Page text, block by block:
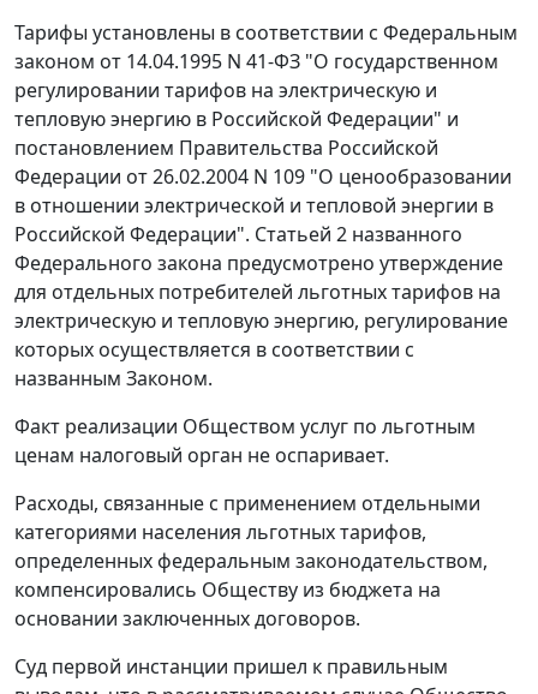
Тарифы установлены в соответствии с Федеральным
законом от 14.04.1995 N 41-ФЗ "О государственном
регулировании тарифов на электрическую и
тепловую энергию в Российской Федерации" и
постановлением Правительства Российской
Федерации от 26.02.2004 N 109 "О ценообразовании
в отношении электрической и тепловой энергии в
Российской Федерации". Статьей 2 названного
Федерального закона предусмотрено утверждение
для отдельных потребителей льготных тарифов на
электрическую и тепловую энергию, регулирование
которых осуществляется в соответствии с
названным Законом.
Факт реализации Обществом услуг по льготным
ценам налоговый орган не оспаривает.
Расходы, связанные с применением отдельными
категориями населения льготных тарифов,
определенных федеральным законодательством,
компенсировались Обществу из бюджета на
основании заключенных договоров.
Суд первой инстанции пришел к правильным